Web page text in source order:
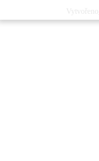
Vytvořeno